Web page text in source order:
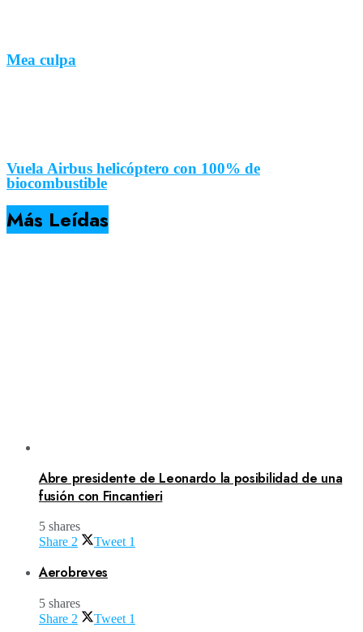
Mea culpa
Vuela Airbus helicóptero con 100% de
biocombustible
Más Leídas
Abre presidente de Leonardo la posibilidad de una
fusión con Fincantieri
5 shares
Share 2 Tweet 1
Aerobreves
5 shares
Share 2 Tweet 1